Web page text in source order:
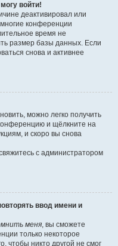
войти!
деактивировал или
конференции
время не
размер базы данных. Если
снова и активнее
можно легко получить
и щёлкните на
и скоро вы снова
с администратором
ввод имени и
меня, вы сможете
только некоторое
чтобы никто другой не смог